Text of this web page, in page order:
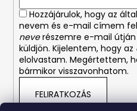
Hozzájárulok, hogy az
nevem és e-mail címem
neverészemre e-mail
küldjön. Kijelentem, hogy az
elolvastam. Megértettem,
bármikor visszavonhatom.
FELIRATKOZÁS